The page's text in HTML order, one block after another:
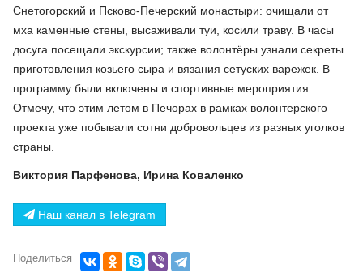
Снетогорский и Псково-Печерский монастыри: очищали от
мха каменные стены, высаживали туи, косили траву. В часы
досуга посещали экскурсии; также волонтёры узнали секреты
приготовления козьего сыра и вязания сетуских варежек. В
программу были включены и спортивные мероприятия.
Отмечу, что этим летом в Печорах в рамках волонтерского
проекта уже побывали сотни добровольцев из разных уголков
страны.
Виктория Парфенова, Ирина Коваленко
Наш канал в Telegram
Поделиться